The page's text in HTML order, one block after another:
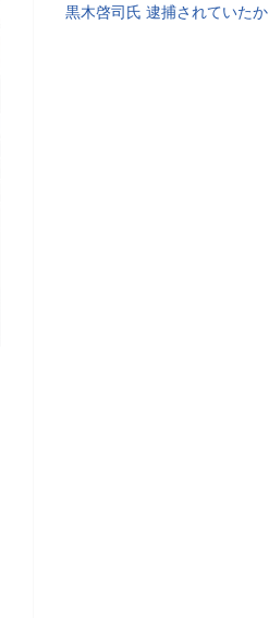
黒木啓司氏 逮捕されていたか